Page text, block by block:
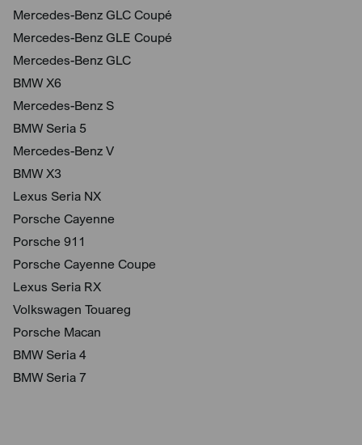
Mercedes-Benz GLC Coupé
Mercedes-Benz GLE Coupé
Mercedes-Benz GLC
BMW X6
Mercedes-Benz S
BMW Seria 5
Mercedes-Benz V
BMW X3
Lexus Seria NX
Porsche Cayenne
Porsche 911
Porsche Cayenne Coupe
Lexus Seria RX
Volkswagen Touareg
Porsche Macan
BMW Seria 4
BMW Seria 7